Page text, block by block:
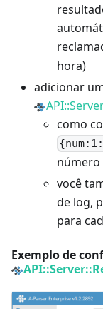
hora)
adicionar
como
número
você
de log,
para
Exemplo de